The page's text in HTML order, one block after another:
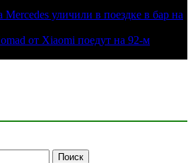
Mercedes уличили в поездке в бар на
от Xiaomi поедут на 92-м